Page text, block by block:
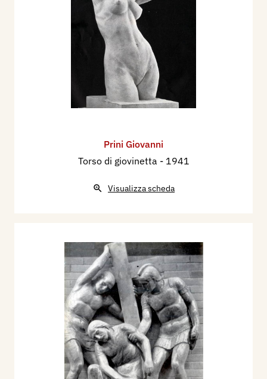
Prini Giovanni
Torso di giovinetta - 1941
Visualizza scheda